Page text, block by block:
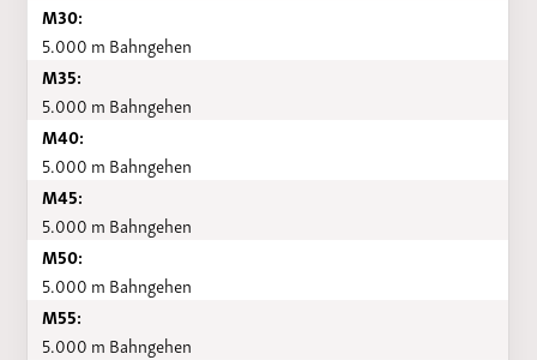
M30:
5.000 m Bahngehen
M35:
5.000 m Bahngehen
M40:
5.000 m Bahngehen
M45:
5.000 m Bahngehen
M50:
5.000 m Bahngehen
M55:
5.000 m Bahngehen